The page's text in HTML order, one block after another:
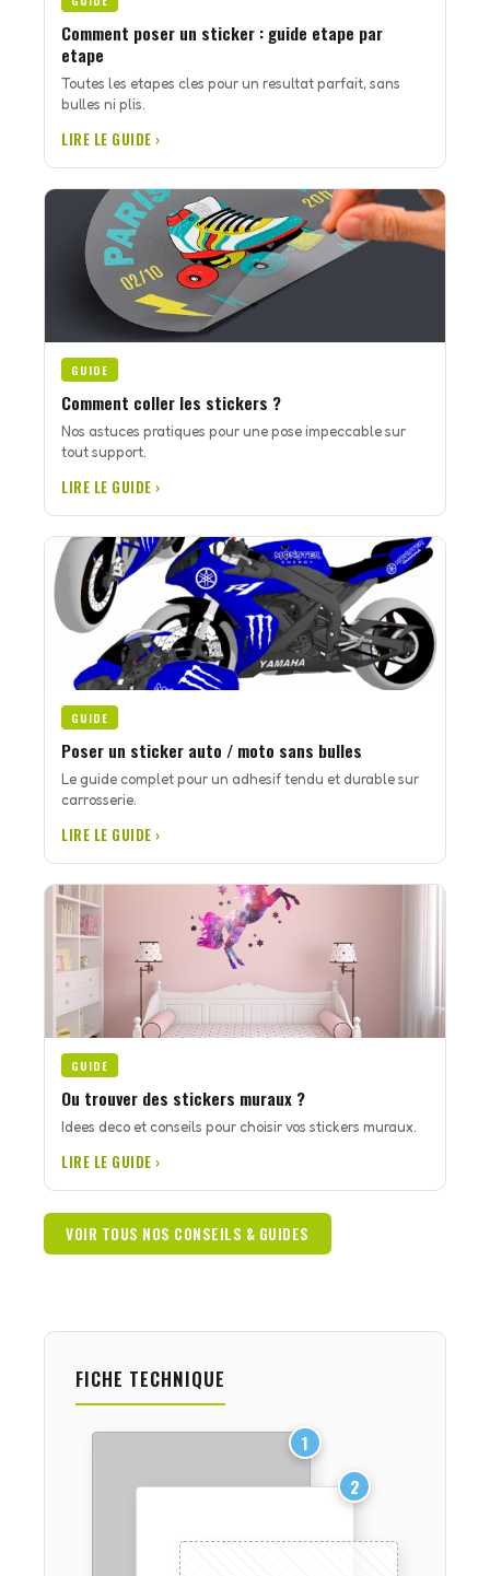
Comment poser un sticker : guide etape par
etape
Toutes les etapes cles pour un resultat parfait, sans
bulles ni plis.
LIRE LE GUIDE ›
GUIDE
Comment coller les stickers ?
Nos astuces pratiques pour une pose impeccable sur
tout support.
LIRE LE GUIDE ›
GUIDE
Poser un sticker auto / moto sans bulles
Le guide complet pour un adhesif tendu et durable sur
carrosserie.
LIRE LE GUIDE ›
GUIDE
Ou trouver des stickers muraux ?
Idees deco et conseils pour choisir vos stickers muraux.
LIRE LE GUIDE ›
VOIR TOUS NOS CONSEILS & GUIDES
FICHE TECHNIQUE
1
2